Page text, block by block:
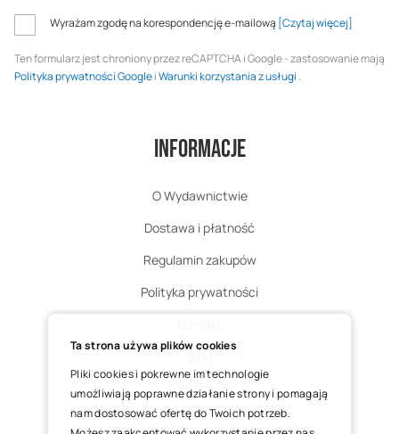
Wyrażam zgodę na korespondencję e-mailową [Czytaj więcej]
Ten formularz jest chroniony przez reCAPTCHA i Google - zastosowanie mają
Polityka prywatności GoogleiWarunki korzystania z usługi .
Informacje
O Wydawnictwie
Dostawa i płatność
Regulamin zakupów
Polityka prywatności
Zgłoś zwrot
Ta strona używa plików cookies
Pliki cookies i pokrewne im technologie
umożliwiają poprawne działanie strony i pomagają
nam dostosować ofertę do Twoich potrzeb.